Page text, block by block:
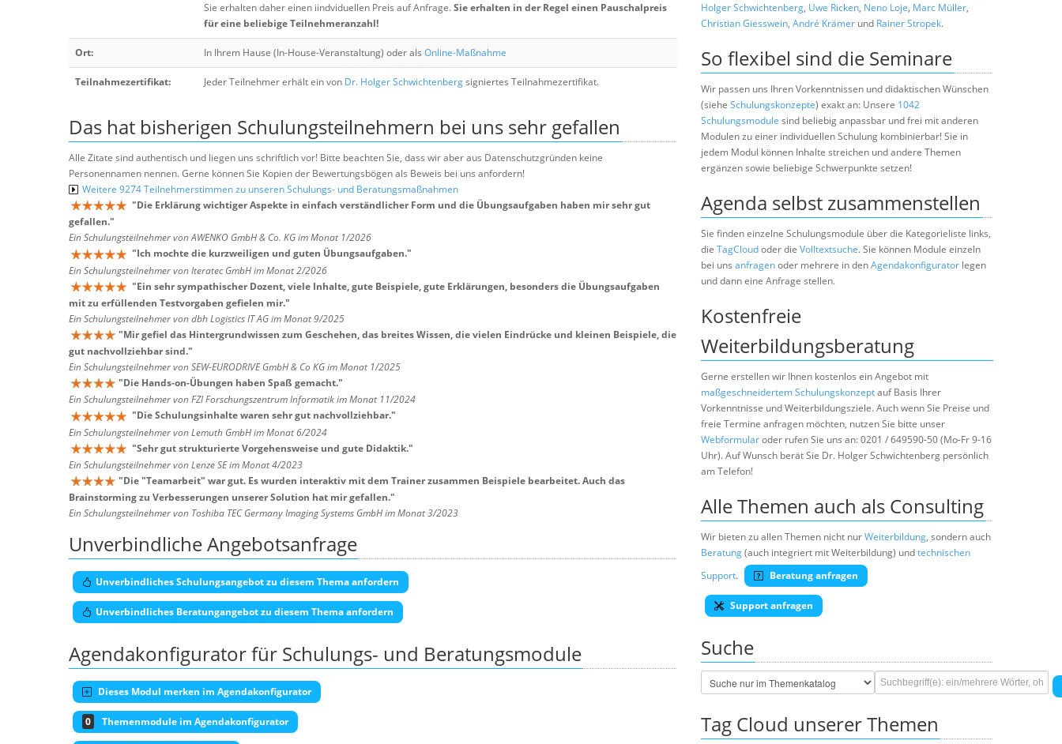
Sie erhalten daher einen iindviduellen Preis auf Anfrage.Sie erhalten in der Regel einen Pauschalpreis
für eine beliebige Teilnehmeranzahl!
Ort: In Ihrem Hause (In-House-Veranstaltung) oder als Online-Maßnahme
Teilnahmezertifikat: Jeder Teilnehmer erhält ein von Dr. Holger Schwichtenbergsigniertes Teilnahmezertifikat.
Das hat bisherigen Schulungsteilnehmern bei uns sehr gefallen
Alle Zitate sind authentisch und liegen uns schriftlich vor! Bitte beachten Sie, dass wir aber aus Datenschutzgründen keine
Personennamen nennen. Gerne können Sie Kopien der Bewertungsbögen als Beweis bei uns anfordern!
Weitere 9274 Teilnehmerstimmen zu unseren Schulungs- und Beratungsmaßnahmen
"Die Erklärung wichtiger Aspekte in einfach verständlicher Form und die Übungsaufgaben haben mir sehr gut
gefallen."
Ein Schulungsteilnehmer von AWENKO GmbH & Co. KG im Monat 1/2026
"Ich mochte die kurzweiligen und guten Übungsaufgaben."
Ein Schulungsteilnehmer von Iteratec GmbH im Monat 2/2026
"Ein sehr sympathischer Dozent, viele Inhalte, gute Beispiele, gute Erklärungen, besonders die Übungsaufgaben
mit zu erfüllenden Testvorgaben gefielen mir."
Ein Schulungsteilnehmer von dbh Logistics IT AG im Monat 9/2025
"Mir gefiel das Hintergrundwissen zum Geschehen, das breites Wissen, die vielen Eindrücke und kleinen Beispiele, die
gut nachvollziehbar sind."
Ein Schulungsteilnehmer von SEW-EURODRIVE GmbH & Co KG im Monat 1/2025
"Die Hands-on-Übungen haben Spaß gemacht."
Ein Schulungsteilnehmer von FZI Forschungszentrum Informatik im Monat 11/2024
"Die Schulungsinhalte waren sehr gut nachvollziehbar."
Ein Schulungsteilnehmer von Lemuth GmbH im Monat 6/2024
"Sehr gut strukturierte Vorgehensweise und gute Didaktik."
Ein Schulungsteilnehmer von Lenze SE im Monat 4/2023
"Die "Teamarbeit" war gut. Es wurden interaktiv mit dem Trainer zusammen Beispiele bearbeitet. Auch das
Brainstorming zu Verbesserungen unserer Solution hat mir gefallen."
Ein Schulungsteilnehmer von Toshiba TEC Germany Imaging Systems GmbH im Monat 3/2023
Unverbindliche Angebotsanfrage
Unverbindliches Schulungsangebot zu diesem Thema anfordern
Unverbindliches Beratungangebot zu diesem Thema anfordern
Agendakonfigurator für Schulungs- und Beratungsmodule
Dieses Modul merken im Agendakonfigurator
0 Themenmodule im Agendakonfigurator
Holger Schwichtenberg, Uwe Ricken, Neno Loje, Marc Müller,
Christian Giesswein, André Krämer und Rainer Stropek.
So flexibel sind die Seminare
Wir passen uns Ihren Vorkenntnissen und didaktischen Wünschen
(siehe Schulungskonzepte) exakt an: Unsere 1042
Schulungsmodule sind beliebig anpassbar und frei mit anderen
Modulen zu einer individuellen Schulung kombinierbar! Sie in
jedem Modul können Inhalte streichen und andere Themen
ergänzen sowie beliebige Schwerpunkte setzen!
Agenda selbst zusammenstellen
Sie finden einzelne Schulungsmodule über die Kategorieliste links,
die TagCloudoder die Volltextsuche. Sie können Module einzeln
bei uns anfragenoder mehrere in denAgendakonfigurator legen
und dann eine Anfrage stellen.
Kostenfreie
Weiterbildungsberatung
Gerne erstellen wir Ihnen kostenlos ein Angebot mit
maßgeschneidertem Schulungskonzeptauf Basis Ihrer
Vorkenntnisse und Weiterbildungsziele. Auch wenn Sie Preise und
freie Termine anfragen möchten, nutzen Sie bitte unser
Webformularoder rufen Sie uns an: 0201 / 649590-50 (Mo-Fr 9-16
Uhr). Auf Wunsch berät Sie Dr. Holger Schwichtenberg persönlich
am Telefon!
Alle Themen auch als Consulting
Wir bieten zu allen Themen nicht nurWeiterbildung, sondern auch
Beratung(auch integriert mit Weiterbildung) undtechnischen
Support. Beratung anfragen
Support anfragen
Suche
Tag Cloud unserer Themen